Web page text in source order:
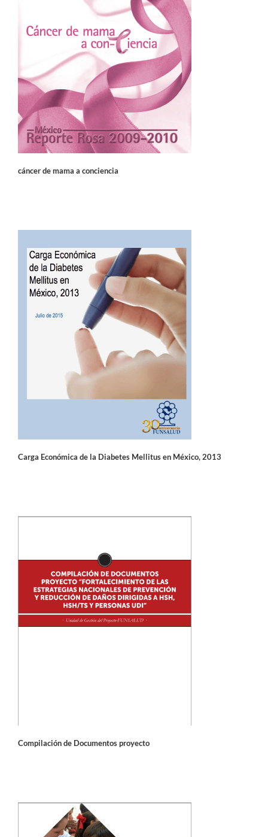
cáncer de mama a conciencia
Carga Económica de la Diabetes Mellitus en México, 2013
Compilación de Documentos proyecto